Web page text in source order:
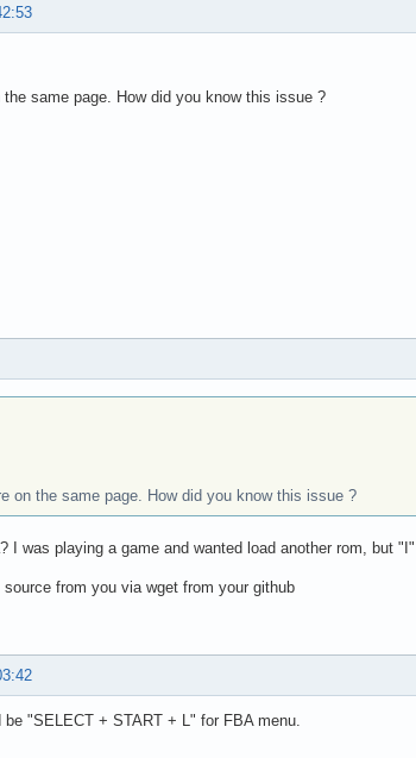
the same page. How did you know this issue ?
on the same page. How did you know this issue ?
I was playing a game and wanted load another rom, but
source from you via wget from your github
"SELECT + START + L" for FBA menu.